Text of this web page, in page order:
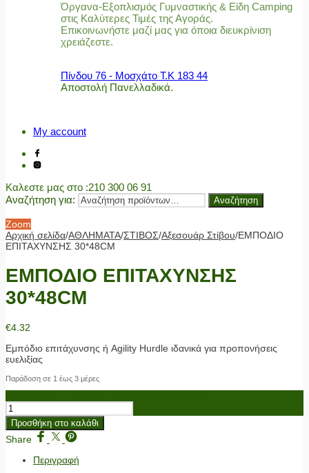
Όργανα-Εξοπλισμός Γυμναστικής & Είδη Camping
στις Καλύτερες Τιμές της Αγοράς.
Επικοινωνήστε μαζί μας για όποια διευκρίνιση
χρειάζεστε.
Πίνδου 76 - Μοσχάτο Τ.Κ 183 44
Αποστολή Πανελλαδικά.
My account
Καλεστε μας στο :210 300 06 91
Αναζήτηση για:
Αναζήτηση
Zoom
Αρχική σελίδα/ΑΘΛΗΜΑΤΑ/ΣΤΙΒΟΣ/Αξεσουάρ Στίβου/ΕΜΠΟΔΙΟ
ΕΠΙΤΑΧΥΝΣΗΣ 30*48CM
ΕΜΠΟΔΙΟ ΕΠΙΤΑΧΥΝΣΗΣ
30*48CM
€4.32
Εμπόδιο επιτάχυνσης ή Agility Hurdle ιδανικά για προπονήσεις
ευελιξίας
Παράδοση σε 1 έως 3 μέρες
Προσθήκη στο καλάθι
Share
Περιγραφή